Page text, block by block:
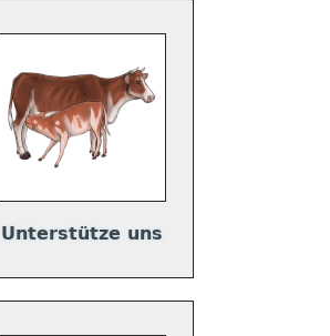
Unterstütze uns